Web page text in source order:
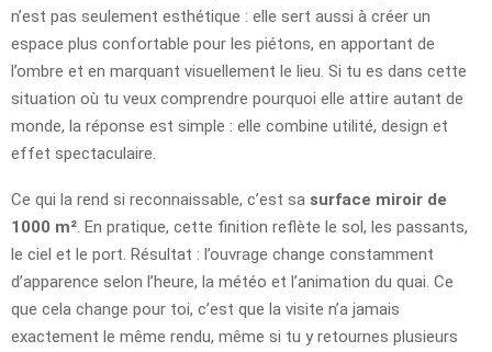
n’est pas seulement esthétique : elle sert aussi à créer un
espace plus confortable pour les piétons, en apportant de
l’ombre et en marquant visuellement le lieu. Si tu es dans cette
situation où tu veux comprendre pourquoi elle attire autant de
monde, la réponse est simple : elle combine utilité, design et
effet spectaculaire.
Ce qui la rend si reconnaissable, c’est sa surface miroir de
1000 m² . En pratique, cette finition reflète le sol, les passants,
le ciel et le port. Résultat : l’ouvrage change constamment
d’apparence selon l’heure, la météo et l’animation du quai. Ce
que cela change pour toi, c’est que la visite n’a jamais
exactement le même rendu, même si tu y retournes plusieurs